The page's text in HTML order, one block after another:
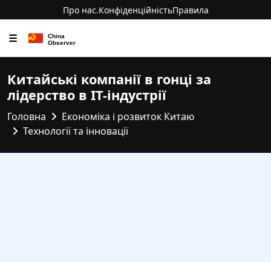
Про нас.КонфіденційністьПравила
☰
Китайські компанії в гонці за
лідерство в IT-індустрії
Головна
Економіка і розвиток Китаю
Технології та інновації